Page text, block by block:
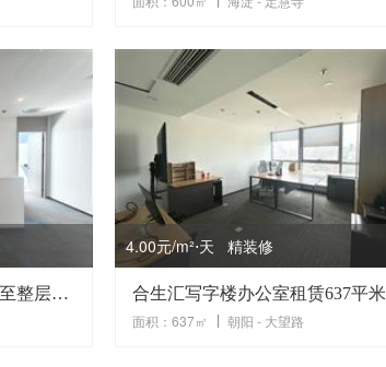
弘源总部广场面积100平至整层面积可选，精装遗留，三轨交汇
4.00元/m²⋅天 精装修
合生汇写字楼办公室租赁637平米
面积：637㎡
朝阳 - 大望路